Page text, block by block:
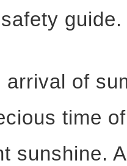
guide.
arrival of
time
sunshine.